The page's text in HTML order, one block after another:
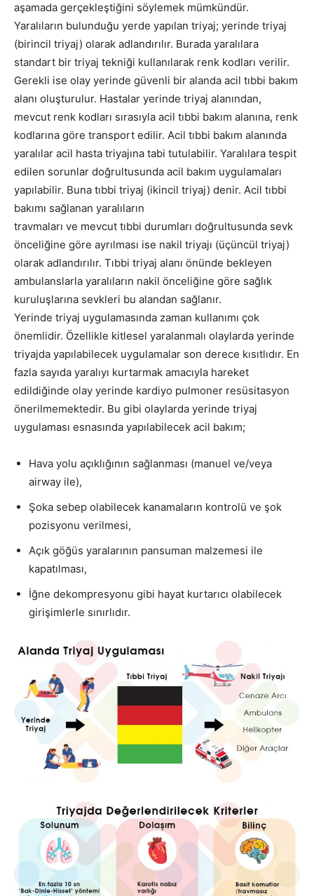
aşamada gerçekleştiğini söylemek mümkündür.
Yaralıların bulunduğu yerde yapılan triyaj; yerinde triyaj
(birincil triyaj) olarak adlandırılır. Burada yaralılara
standart bir triyaj tekniği kullanılarak renk kodları verilir.
Gerekli ise olay yerinde güvenli bir alanda acil tıbbi bakım
alanı oluşturulur. Hastalar yerinde triyaj alanından,
mevcut renk kodları sırasıyla acil tıbbi bakım alanına, renk
kodlarına göre transport edilir. Acil tıbbi bakım alanında
yaralılar acil hasta triyajına tabi tutulabilir. Yaralılara tespit
edilen sorunlar doğrultusunda acil bakım uygulamaları
yapılabilir. Buna tıbbi triyaj (ikincil triyaj) denir. Acil tıbbi
bakımı sağlanan yaralıların
travmaları ve mevcut tıbbi durumları doğrultusunda sevk
önceliğine göre ayrılması ise nakil triyajı (üçüncül triyaj)
olarak adlandırılır. Tıbbi triyaj alanı önünde bekleyen
ambulanslarla yaralıların nakil önceliğine göre sağlık
kuruluşlarına sevkleri bu alandan sağlanır.
Yerinde triyaj uygulamasında zaman kullanımı çok
önemlidir. Özellikle kitlesel yaralanmalı olaylarda yerinde
triyajda yapılabilecek uygulamalar son derece kısıtlıdır. En
fazla sayıda yaralıyı kurtarmak amacıyla hareket
edildiğinde olay yerinde kardiyo pulmoner resüsitasyon
önerilmemektedir. Bu gibi olaylarda yerinde triyaj
uygulaması esnasında yapılabilecek acil bakım;
Hava yolu açıklığının sağlanması (manuel ve/veya
airway ile),
Şoka sebep olabilecek kanamaların kontrolü ve şok
pozisyonu verilmesi,
Açık göğüs yaralarının pansuman malzemesi ile
kapatılması,
İğne dekompresyonu gibi hayat kurtarıcı olabilecek
girişimlerle sınırlıdır.